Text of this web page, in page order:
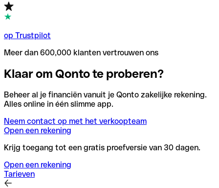
op Trustpilot
Meer dan 600,000 klanten vertrouwen ons
Klaar om Qonto te proberen?
Beheer al je financiën vanuit je Qonto zakelijke rekening.
Alles online in één slimme app.
Neem contact op met het verkoopteam
Open een rekening
Krijg toegang tot een gratis proefversie van 30 dagen.
Open een rekening
Tarieven